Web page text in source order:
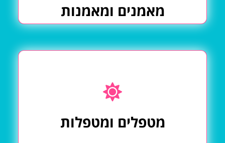
מאמנים ומאמנות
מטפלים ומטפלות